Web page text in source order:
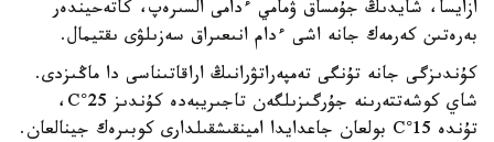
ازايسا، شايدىڭ جۇمساق ۋمامي ءدامى السىرەپ، كاتەحيندەر
بەرەتىن كەرمەك جانە اشى ءدام انىعىراق سەزىلۋى ىقتيمال.
كۇندىزگى جانە تۇنگى تەمپەراتۋرانىڭ اراقاتىناسى دا ماڭىزدى.
شاي كوشەتتەرىنە جۇرگىزىلگەن تاجىريبەدە كۇندىز 25°C،
تۇندە 15°C بولعان جاعدايدا امينقىشقىلدارى كوبىرەك جينالعان.